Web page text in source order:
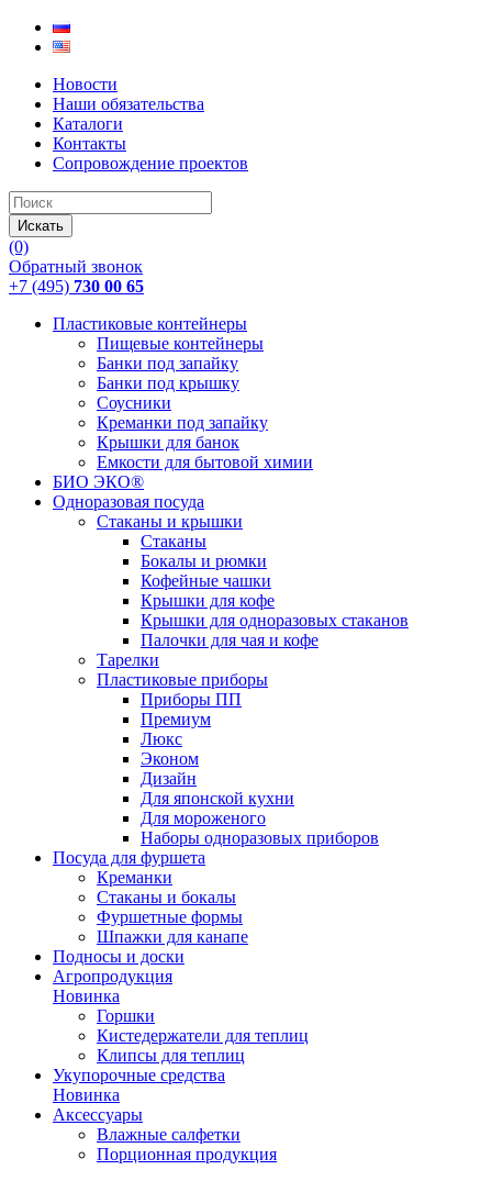
Новости
Наши обязательства
Каталоги
Контакты
Сопровождение проектов
(0)
Обратный звонок
+7 (495) 730 00 65
Пластиковые контейнеры
Пищевые контейнеры
Банки под запайку
Банки под крышку
Соусники
Креманки под запайку
Крышки для банок
Емкости для бытовой химии
БИО ЭКО®
Одноразовая посуда
Стаканы и крышки
Стаканы
Бокалы и рюмки
Кофейные чашки
Крышки для кофе
Крышки для одноразовых стаканов
Палочки для чая и кофе
Тарелки
Пластиковые приборы
Приборы ПП
Премиум
Люкс
Эконом
Дизайн
Для японской кухни
Для мороженого
Наборы одноразовых приборов
Посуда для фуршета
Креманки
Стаканы и бокалы
Фуршетные формы
Шпажки для канапе
Подносы и доски
Агропродукция
Новинка
Горшки
Кистедержатели для теплиц
Клипсы для теплиц
Укупорочные средства
Новинка
Аксессуары
Влажные салфетки
Порционная продукция